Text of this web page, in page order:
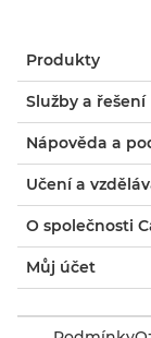
Produkty
Služby a řešení
Nápověda a
Učení a
O společnosti
Můj účet